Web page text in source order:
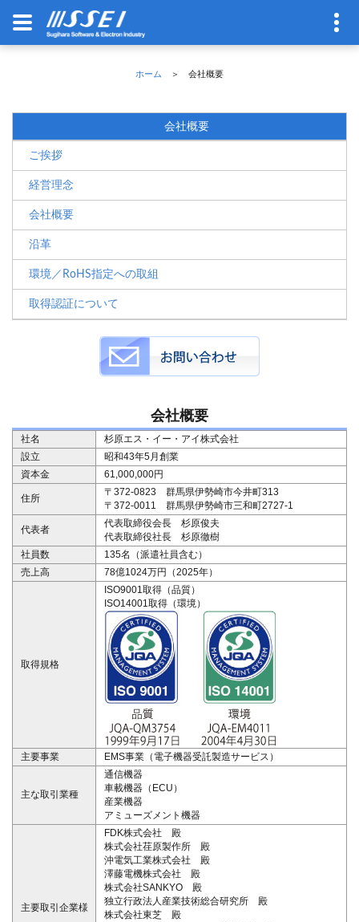
ホーム ＞ 会社概要
会社概要
ご挨拶
経営理念
会社概要
沿革
環境／RoHS指定への取組
取得認証について
会社概要
社名
杉原エス・イー・アイ株式会社
設立
昭和43年5月創業
資本金
61,000,000円
住所
〒372-0823 群馬県伊勢崎市今井町313
〒372-0011 群馬県伊勢崎市三和町2727-1
代表者
代表取締役会長 杉原俊夫
代表取締役社長 杉原徹樹
社員数
135名（派遣社員含む）
売上高
78億1024万円（2025年）
取得規格
ISO9001取得（品質）
ISO14001取得（環境）
主要事業 EMS事業（電子機器受託製造サービス）
主な取引業種
通信機器
車載機器（ECU）
産業機器
アミューズメント機器
主要取引企業様
FDK株式会社 殿
株式会社荏原製作所 殿
沖電気工業株式会社 殿
澤藤電機株式会社 殿
株式会社SANKYO 殿
独立行政法人産業技術総合研究所 殿
株式会社東芝 殿